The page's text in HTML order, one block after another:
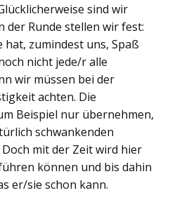
sind wir
der Runde stellen wir fest:
zumindest uns, Spaß
nicht jede/r alle
wir müssen bei der
achten. Die
Beispiel nur übernehmen,
schwankenden
mit der Zeit wird hier
können und bis dahin
er/sie schon kann.